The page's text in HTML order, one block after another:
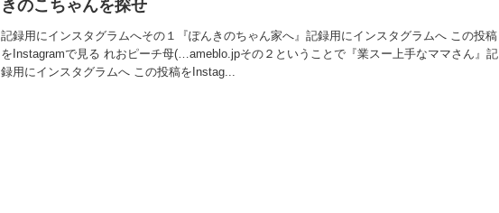
きのこちゃんを探せ
記録用にインスタグラムへその１『ぽんきのちゃん家へ』記録用にインスタグラムへ この投稿
をInstagramで見る れおピーチ母(…ameblo.jpその２ということで『業スー上手なママさん』記
録用にインスタグラムへ この投稿をInstag...